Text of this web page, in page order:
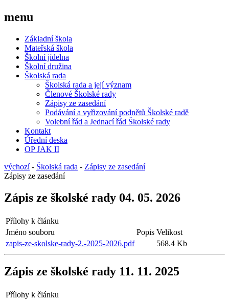
menu
Základní škola
Mateřská škola
Školní jídelna
Školní družina
Školská rada
Školská rada a její význam
Členové Školské rady
Zápisy ze zasedání
Podávání a vyřizování podnětů Školské radě
Volební řád a Jednací řád Školské rady
Kontakt
Úřední deska
OP JAK II
výchozí- Školská rada - Zápisy ze zasedání
Zápisy ze zasedání
Zápis ze školské rady 04. 05. 2026
Přílohy k článku
Jméno souboru
Popis Velikost
zapis-ze-skolske-rady-2.-2025-2026.pdf
568.4 Kb
Zápis ze školské rady 11. 11. 2025
Přílohy k článku